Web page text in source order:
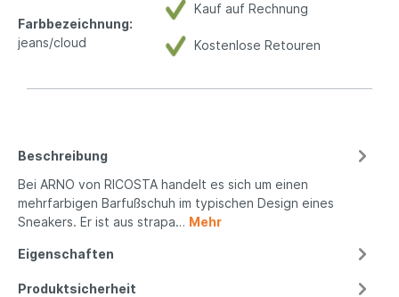
Kauf auf Rechnung
Kostenlose Retouren
Farbbezeichnung:
jeans/cloud
Beschreibung
Bei ARNO von RICOSTA handelt es sich um einen
mehrfarbigen Barfußschuh im typischen Design eines
Sneakers. Er ist aus strapa… Mehr
Eigenschaften
Produktsicherheit